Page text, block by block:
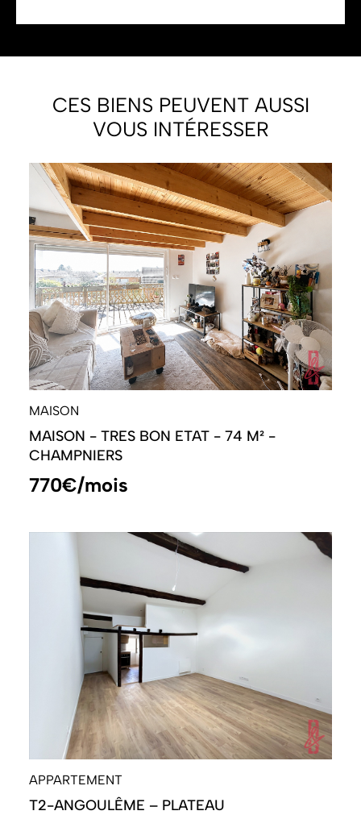
CES BIENS PEUVENT AUSSI
VOUS INTÉRESSER
MAISON
MAISON - TRES BON ETAT - 74 M² -
CHAMPNIERS
770€/mois
APPARTEMENT
T2-ANGOULÊME – PLATEAU